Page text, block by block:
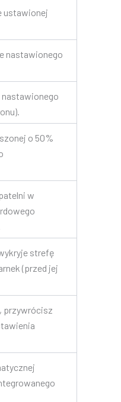
ustawionej
nastawionego
o 50%
w
strefę
(przed jej
przywrócisz